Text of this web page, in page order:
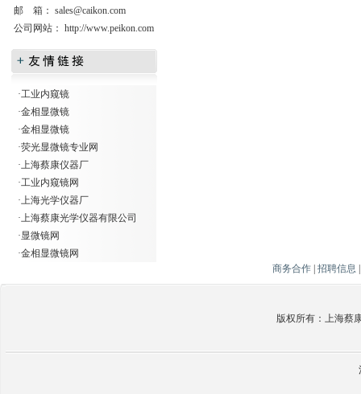
邮 箱： sales@caikon.com
公司网站： http://www.peikon.com
·工业内窥镜
·金相显微镜
·金相显微镜
·荧光显微镜专业网
·上海蔡康仪器厂
·工业内窥镜网
·上海光学仪器厂
·上海蔡康光学仪器有限公司
·显微镜网
·金相显微镜网
商务合作 招聘信息
版权所有：上海蔡